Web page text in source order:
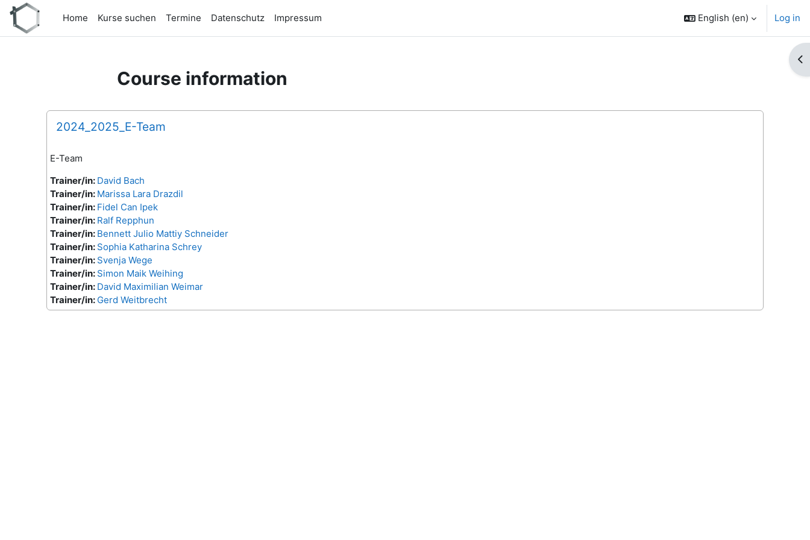
Skip to main content
Home
Kurse suchen Termine Datenschutz Impressum English ‎(en)‎ Log in
Course information
2024_2025_E-Team
E-Team
Trainer/in: David Bach
Trainer/in: Marissa Lara Drazdil
Trainer/in: Fidel Can Ipek
Trainer/in: Ralf Repphun
Trainer/in: Bennett Julio Mattiy Schneider
Trainer/in: Sophia Katharina Schrey
Trainer/in: Svenja Wege
Trainer/in: Simon Maik Weihing
Trainer/in: David Maximilian Weimar
Trainer/in: Gerd Weitbrecht